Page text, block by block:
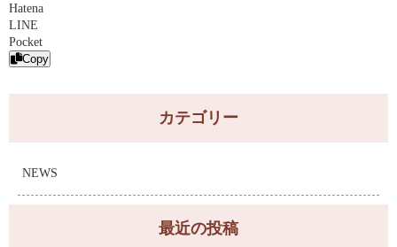
Hatena
LINE
Pocket
Copy
カテゴリー
NEWS
最近の投稿